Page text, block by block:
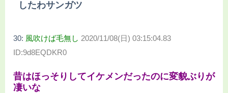
したわサンガツ
30: 風吹けば毛無し 2020/11/08(日) 03:15:04.83
ID:9d8EQDKR0
昔はほっそりしてイケメンだったのに変貌ぶりが
凄いな